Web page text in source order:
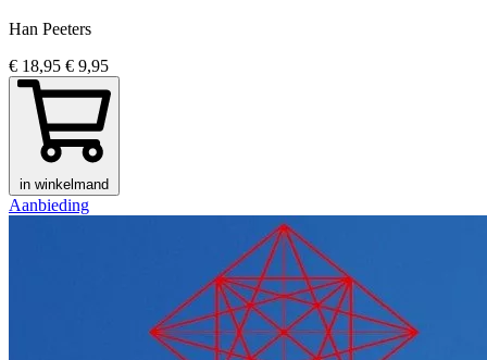
Han Peeters
€ 18,95 € 9,95
in winkelmand
Aanbieding